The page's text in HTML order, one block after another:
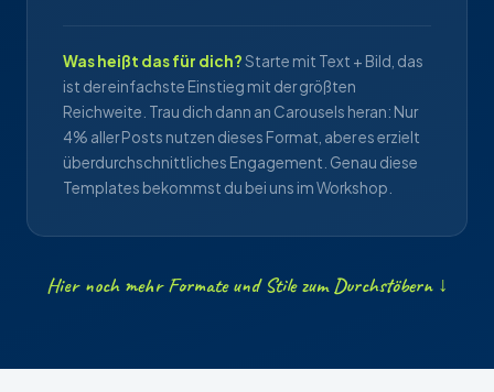
Was heißt das für dich?Starte mit Text + Bild, das
ist der einfachste Einstieg mit der größten
Reichweite. Trau dich dann an Carousels heran: Nur
4% aller Posts nutzen dieses Format, aber es erzielt
überdurchschnittliches Engagement. Genau diese
Templates bekommst du bei uns im Workshop.
Hier noch mehr Formate und Stile zum Durchstöbern ↓